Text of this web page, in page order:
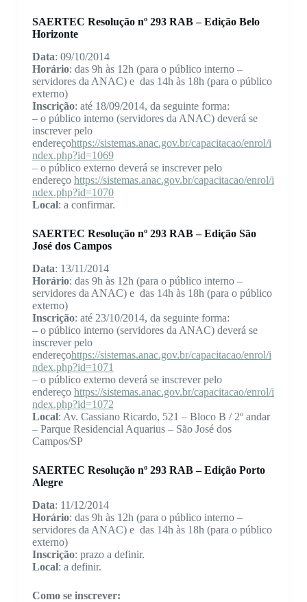
SAERTEC Resolução nº 293 RAB – Edição Belo
Horizonte
Data: 09/10/2014
Horário: das 9h às 12h (para o público interno –
servidores da ANAC) e das 14h às 18h (para o público
externo)
Inscrição: até 18/09/2014, da seguinte forma:
– o público interno (servidores da ANAC) deverá se
inscrever pelo
endereçohttps://sistemas.anac.gov.br/capacitacao/enrol/i
ndex.php?id=1069
– o público externo deverá se inscrever pelo
endereço https://sistemas.anac.gov.br/capacitacao/enrol/i
ndex.php?id=1070
Local: a confirmar.
SAERTEC Resolução nº 293 RAB – Edição São
José dos Campos
Data: 13/11/2014
Horário: das 9h às 12h (para o público interno –
servidores da ANAC) e das 14h às 18h (para o público
externo)
Inscrição: até 23/10/2014, da seguinte forma:
– o público interno (servidores da ANAC) deverá se
inscrever pelo
endereçohttps://sistemas.anac.gov.br/capacitacao/enrol/i
ndex.php?id=1071
– o público externo deverá se inscrever pelo
endereço https://sistemas.anac.gov.br/capacitacao/enrol/i
ndex.php?id=1072
Local: Av. Cassiano Ricardo, 521 – Bloco B / 2º andar
– Parque Residencial Aquarius – São José dos
Campos/SP
SAERTEC Resolução nº 293 RAB – Edição Porto
Alegre
Data: 11/12/2014
Horário: das 9h às 12h (para o público interno –
servidores da ANAC) e das 14h às 18h (para o público
externo)
Inscrição: prazo a definir.
Local: a definir.
Como se inscrever: